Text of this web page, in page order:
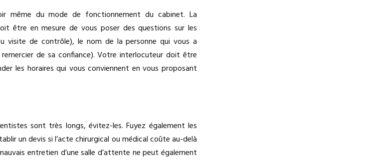
même du mode de fonctionnement du cabinet. La
être en mesure de vous poser des questions sur les
visite de contrôle), le nom de la personne qui vous a
de sa confiance). Votre interlocuteur doit être
les horaires qui vous conviennent en vous proposant
sont très longs, évitez-les. Fuyez également les
un devis si l’acte chirurgical ou médical coûte au-delà
entretien d’une salle d’attente ne peut également